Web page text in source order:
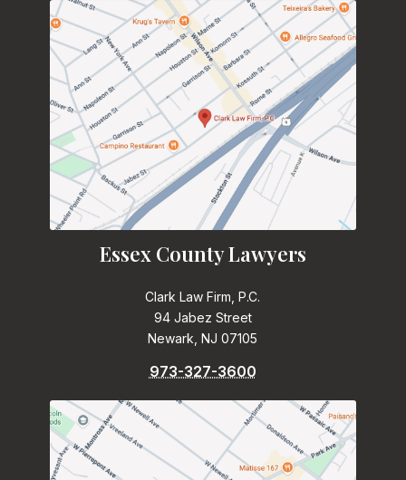
Essex County Lawyers
Clark Law Firm, P.C.
94 Jabez Street
Newark, NJ 07105
973-327-3600